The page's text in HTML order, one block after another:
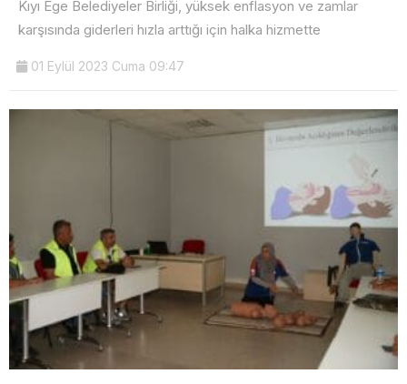
Kıyı Ege Belediyeler Birliği, yüksek enflasyon ve zamlar
karşısında giderleri hızla arttığı için halka hizmette
01 Eylül 2023 Cuma 09:47